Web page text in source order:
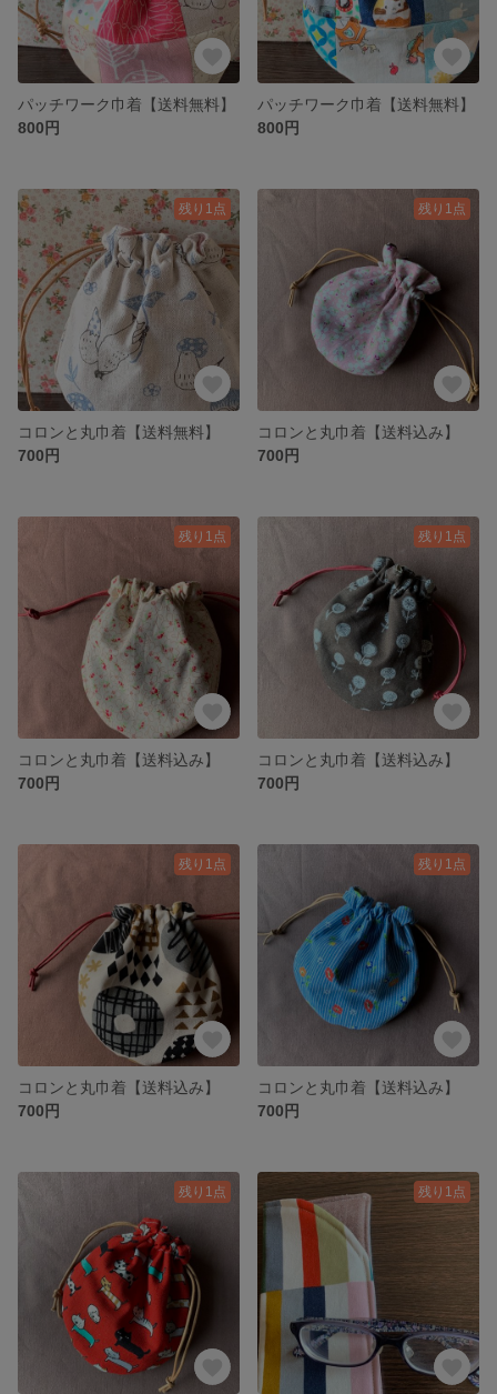
パッチワーク巾着【送料無料】
800円
パッチワーク巾着【送料無料】
800円
残り1点
コロンと丸巾着【送料無料】
700円
残り1点
コロンと丸巾着【送料込み】
700円
残り1点
コロンと丸巾着【送料込み】
700円
残り1点
コロンと丸巾着【送料込み】
700円
残り1点
コロンと丸巾着【送料込み】
700円
残り1点
コロンと丸巾着【送料込み】
700円
残り1点 残り1点